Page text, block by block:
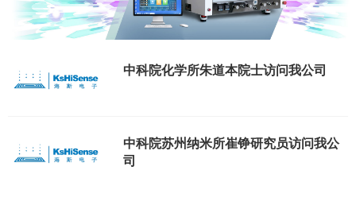
中科院化学所朱道本院士访问我公司
中科院苏州纳米所崔铮研究员访问我公
司